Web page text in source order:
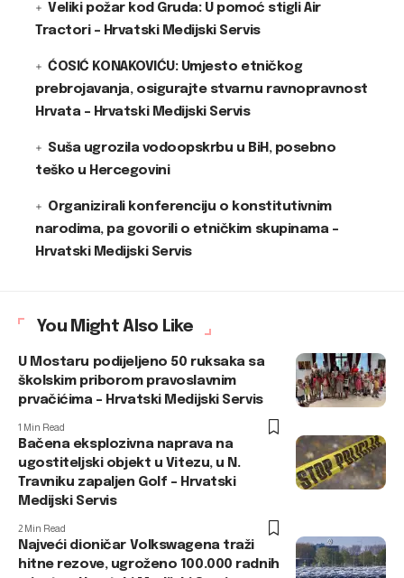
Veliki požar kod Gruda: U pomoć stigli Air
Tractori – Hrvatski Medijski Servis
ĆOSIĆ KONAKOVIĆU: Umjesto etničkog
prebrojavanja, osigurajte stvarnu ravnopravnost
Hrvata – Hrvatski Medijski Servis
Suša ugrozila vodoopskrbu u BiH, posebno
teško u Hercegovini
Organizirali konferenciju o konstitutivnim
narodima, pa govorili o etničkim skupinama –
Hrvatski Medijski Servis
You Might Also Like
U Mostaru podijeljeno 50 ruksaka sa
školskim priborom pravoslavnim
prvačićima – Hrvatski Medijski Servis
1 Min Read
Bačena eksplozivna naprava na
ugostiteljski objekt u Vitezu, u N.
Travniku zapaljen Golf – Hrvatski
Medijski Servis
2 Min Read
Najveći dioničar Volkswagena traži
hitne rezove, ugroženo 100.000 radnih